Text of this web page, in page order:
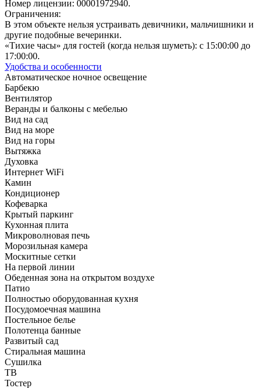
Номер лицензии: 00001972940.
Ограничения:
В этом объекте нельзя устраивать девичники, мальчишники и
другие подобные вечеринки.
«Тихие часы» для гостей (когда нельзя шуметь): с 15:00:00 до
17:00:00.
Удобства и особенности
Автоматическое ночное освещение
Барбекю
Вентилятор
Веранды и балконы с мебелью
Вид на сад
Вид на море
Вид на горы
Вытяжка
Духовка
Интернет WiFi
Камин
Кондиционер
Кофеварка
Крытый паркинг
Кухонная плита
Микроволновая печь
Морозильная камера
Москитные сетки
На первой линии
Обеденная зона на открытом воздухе
Патио
Полностью оборудованная кухня
Посудомоечная машина
Постельное белье
Полотенца банные
Развитый сад
Стиральная машина
Сушилка
ТВ
Тостер